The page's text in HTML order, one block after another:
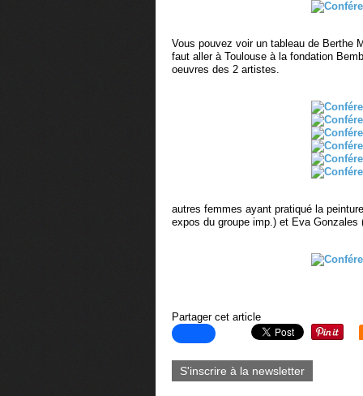
Vous pouvez voir un tableau de Berthe
faut aller à Toulouse à la fondation
oeuvres des 2 artistes.
autres femmes ayant pratiqué la
expos du groupe imp.) et Eva Gonzales
Partager cet article
S'inscrire à la newsletter